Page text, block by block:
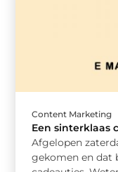
Content Marketing
Een sinterklaas
Afgelopen
gekomen en dat